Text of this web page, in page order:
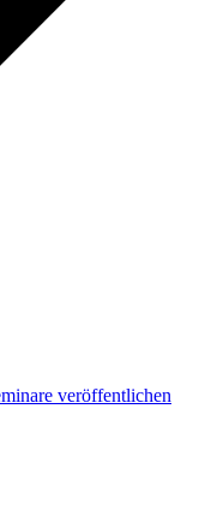
veröffentlichen